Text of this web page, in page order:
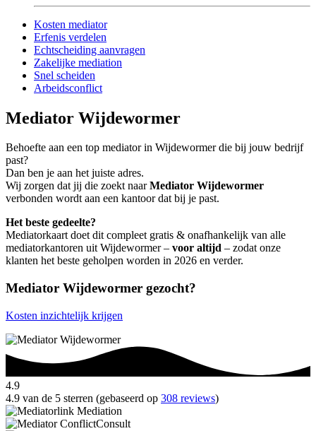
Kosten mediator
Erfenis verdelen
Echtscheiding aanvragen
Zakelijke mediation
Snel scheiden
Arbeidsconflict
Mediator Wijdewormer
Behoefte aan een top mediator in Wijdewormer die bij jouw bedrijf
past?
Dan ben je aan het juiste adres.
Wij zorgen dat jij die zoekt naarMediator Wijdewormer
verbonden wordt aan een kantoor dat bij je past.
Het beste gedeelte?
Mediatorkaart doet dit compleet gratis & onafhankelijk van alle
mediatorkantoren uit Wijdewormer – voor altijd – zodat onze
klanten het beste geholpen worden in 2026 en verder.
Mediator Wijdewormer gezocht?
Kosten inzichtelijk krijgen
4.9
4.9 van de 5 sterren (gebaseerd op 308 reviews)